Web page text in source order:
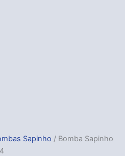
Sapinho / Bomba Sapinho